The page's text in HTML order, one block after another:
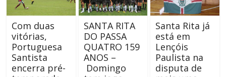
Com duas
vitórias,
Portuguesa
Santista
encerra pré-
SANTA RITA
DO PASSA
QUATRO 159
ANOS –
Domingo
Santa Rita já
está em
Lençóis
Paulista na
disputa de